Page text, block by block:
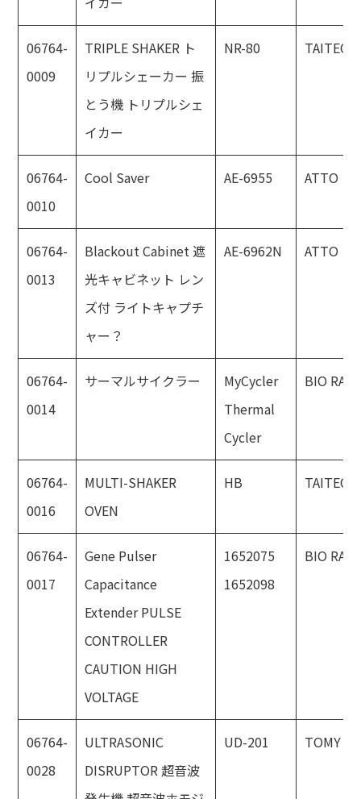
06764-
0009
TRIPLE SHAKER ト
リプルシェーカー 振
とう機 トリプルシェ
イカー
NR-80 TAITEC
06764-
0010
Cool Saver AE-6955 ATTO
06764-
0013
Blackout Cabinet 遮
光キャビネット レン
ズ付 ライトキャプチ
ャー？
AE-6962N ATTO
06764-
0014
サーマルサイクラー
MyCycler
Thermal
Cycler
BIO RAD
06764-
0016
MULTI-SHAKER
OVEN
HB TAITEC
06764-
0017
Gene Pulser
Capacitance
Extender PULSE
CONTROLLER
CAUTION HIGH
VOLTAGE
1652075
1652098
BIO RAD
06764-
0028
ULTRASONIC
DISRUPTOR 超音波
UD-201 TOMY